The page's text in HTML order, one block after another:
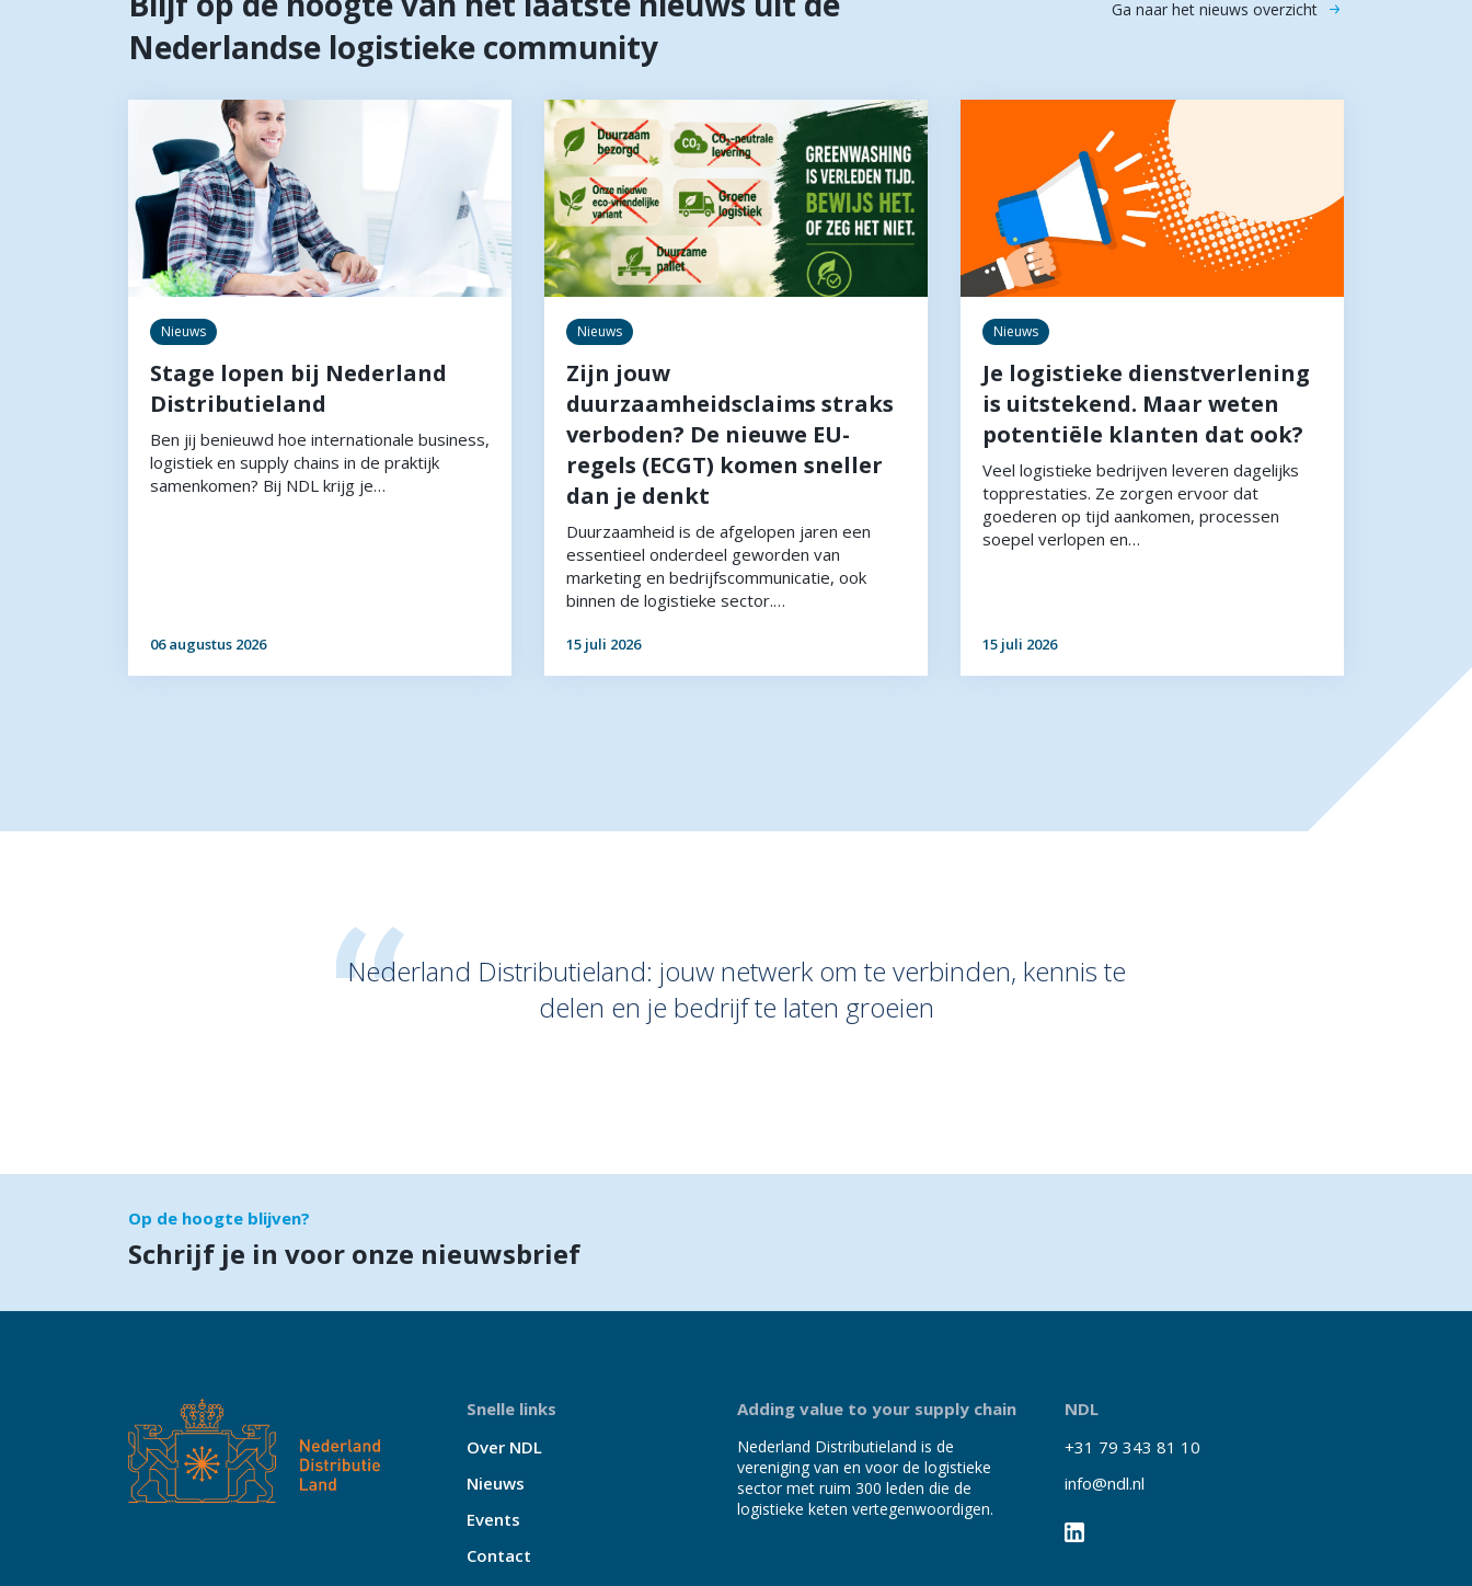
Nederlandse logistieke community
Ga naar het nieuws overzicht
Nieuws
Stage lopen bij Nederland
Distributieland
Ben jij benieuwd hoe internationale business,
logistiek en supply chains in de praktijk
samenkomen? Bij NDL krijg je…
06 augustus 2026
Nieuws
Zijn jouw
duurzaamheidsclaims straks
verboden? De nieuwe EU-
regels (ECGT) komen sneller
dan je denkt
Duurzaamheid is de afgelopen jaren een
essentieel onderdeel geworden van
marketing en bedrijfscommunicatie, ook
binnen de logistieke sector.…
15 juli 2026
Nieuws
Je logistieke dienstverlening
is uitstekend. Maar weten
potentiële klanten dat ook?
Veel logistieke bedrijven leveren dagelijks
topprestaties. Ze zorgen ervoor dat
goederen op tijd aankomen, processen
soepel verlopen en…
15 juli 2026
Nederland Distributieland: jouw netwerk om te verbinden, kennis te
delen en je bedrijf te laten groeien
Op de hoogte blijven?
Schrijf je in voor onze nieuwsbrief
Snelle links
Over NDL
Nieuws
Events
Contact
Adding value to your supply chain
Nederland Distributieland is de
vereniging van en voor de logistieke
sector met ruim 300 leden die de
logistieke keten vertegenwoordigen.
NDL
+31 79 343 81 10
info@ndl.nl